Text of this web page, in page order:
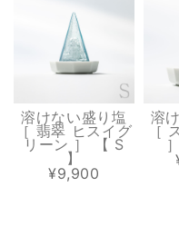
貼る神棚【
2026/07/
商品のデザインもオシャレだ
とても素敵です
溶けない盛り塩
［ 翡翠 ヒスイグ
リーン ］ 【 S
】
¥9,900
溶
［